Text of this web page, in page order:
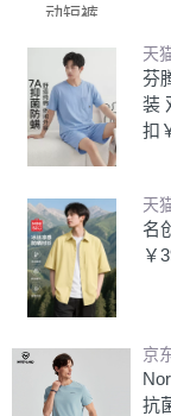
天
芬
装
扣
天
名
￥
京
抗